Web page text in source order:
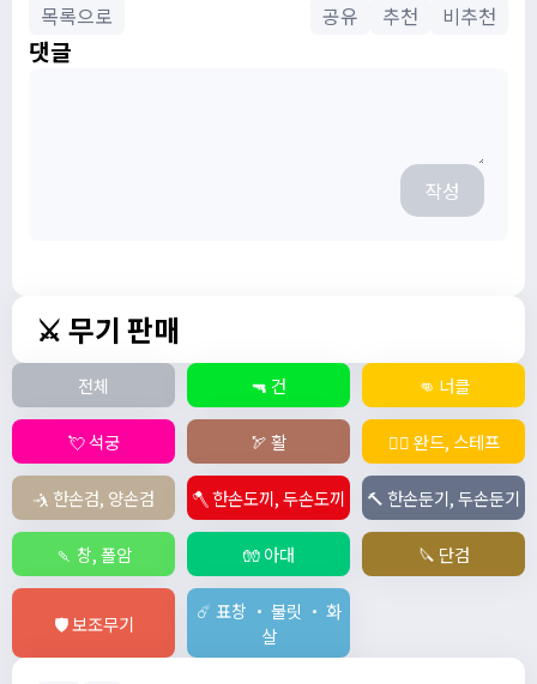
목록으로 공유 추천 비추천
댓글
작성
⚔️ 무기 판매
전체 🔫 건 👊 너클
💘 석궁 🏹 활 🧙‍♀️ 완드, 스테프
🤺 한손검, 양손검 🪓 한손도끼, 두손도끼 🔨 한손둔기, 두손둔기
🍡 창, 폴암 🧤 아대 🔪 단검
🛡️ 보조무기
☄️ 표창 ・ 불릿 ・ 화
살